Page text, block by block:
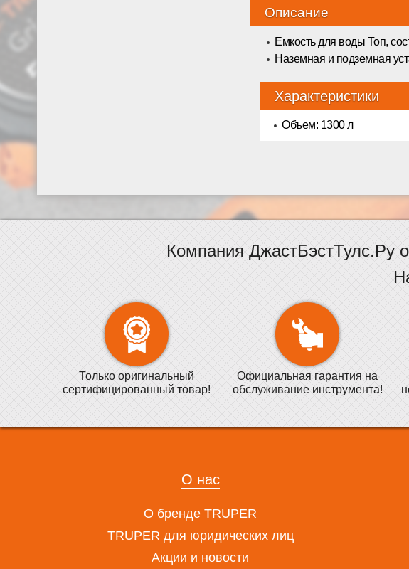
Описание
Емкость для воды Топ,
Наземная и подземная
Характеристики
Объем: 1300 л
Компания ДжастБэстТулс.Ру
Только оригинальный
сертифицированный товар!
Официальная гарантия на
обслуживание инструмента!
О нас
О бренде TRUPER
TRUPER для юридических лиц
Акции и новости